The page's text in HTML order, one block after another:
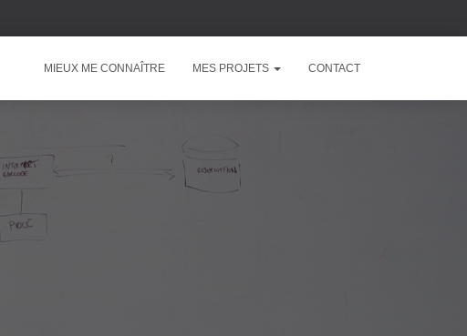
MIEUX ME CONNAÎTRE MES PROJETS CONTACT